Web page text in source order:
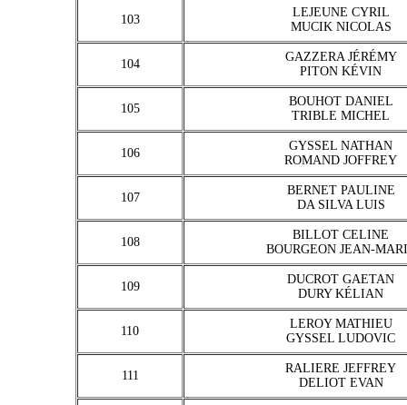
103
LEJEUNE CYRIL
MUCIK NICOLAS
104
GAZZERA JÉRÉMY
PITON KÉVIN
105
BOUHOT DANIEL
TRIBLE MICHEL
106
GYSSEL NATHAN
ROMAND JOFFREY
107
BERNET PAULINE
DA SILVA LUIS
108
BILLOT CELINE
BOURGEON JEAN-
109
DUCROT GAETAN
DURY KÉLIAN
110
LEROY MATHIEU
GYSSEL LUDOVIC
111
RALIERE JEFFREY
DELIOT EVAN